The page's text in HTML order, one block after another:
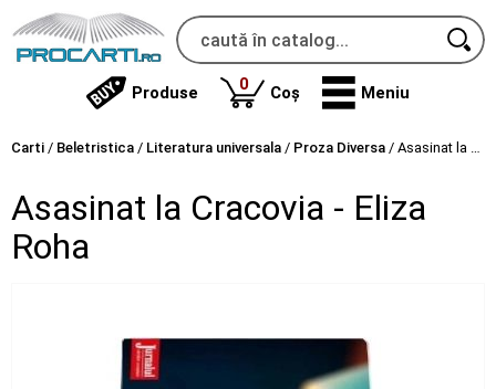
Produse 0produse
Coș Meniu
Carti / Beletristica / Literatura universala / Proza Diversa / Asasinat la Cracovia - Eliza Roha
Asasinat la Cracovia - Eliza
Roha